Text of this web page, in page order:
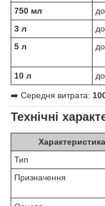
750 мл
до
3 л
до
5 л
до
10 л
до
➡️ Середня витрата:
Технічні
Характеристика
Тип
Призначення